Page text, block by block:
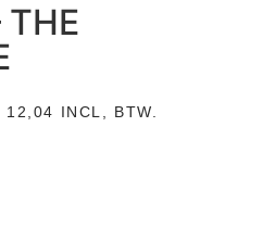
THE
12,04 INCL, BTW.